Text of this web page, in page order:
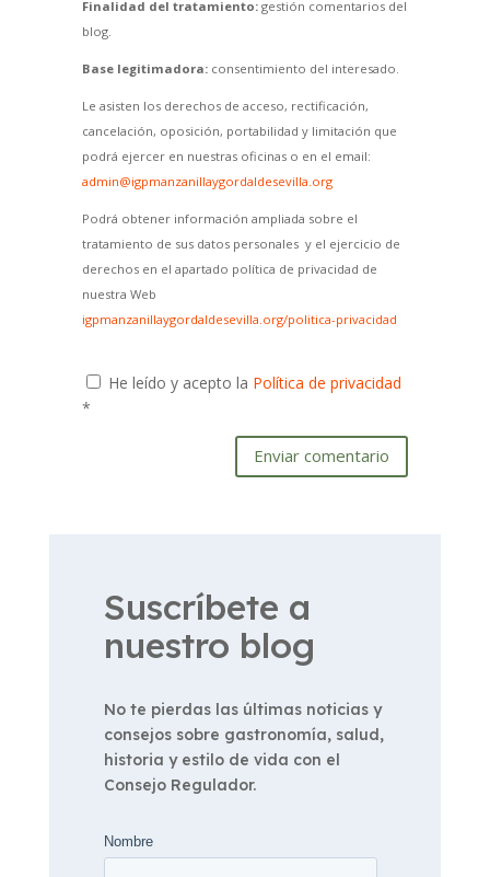
Finalidad del tratamiento:gestión comentarios del
blog.
Base legitimadora:consentimiento del interesado.
Le asisten los derechos de acceso, rectificación,
cancelación, oposición, portabilidad y limitación que
podrá ejercer en nuestras oficinas o en el email:
admin@igpmanzanillaygordaldesevilla.org
Podrá obtener información ampliada sobre el
tratamiento de sus datos personales y el ejercicio de
derechos en el apartado política de privacidad de
nuestra Web
igpmanzanillaygordaldesevilla.org/politica-privacidad
He leído y acepto la Política de privacidad
*
Enviar comentario
Suscríbete a
nuestro blog
No te pierdas las últimas noticias y
consejos sobre gastronomía, salud,
historia y estilo de vida con el
Consejo Regulador.